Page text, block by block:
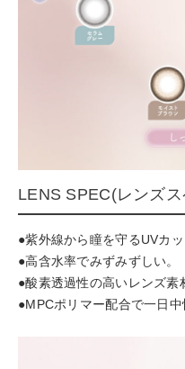
LENS SPEC(レンズ
●紫外線から瞳を守るUVカッ
●高含水率でみずみずしい。
●酸素透過性の高いレンズ素
●MPCポリマー配合で一日